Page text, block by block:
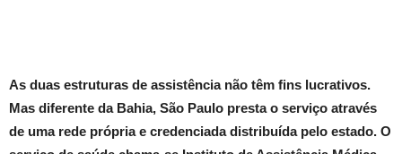
As duas estruturas de assistência não têm fins lucrativos.
Mas diferente da Bahia, São Paulo presta o serviço através
de uma rede própria e credenciada distribuída pelo estado. O